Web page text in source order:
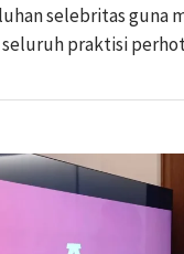
selebritas guna
praktisi